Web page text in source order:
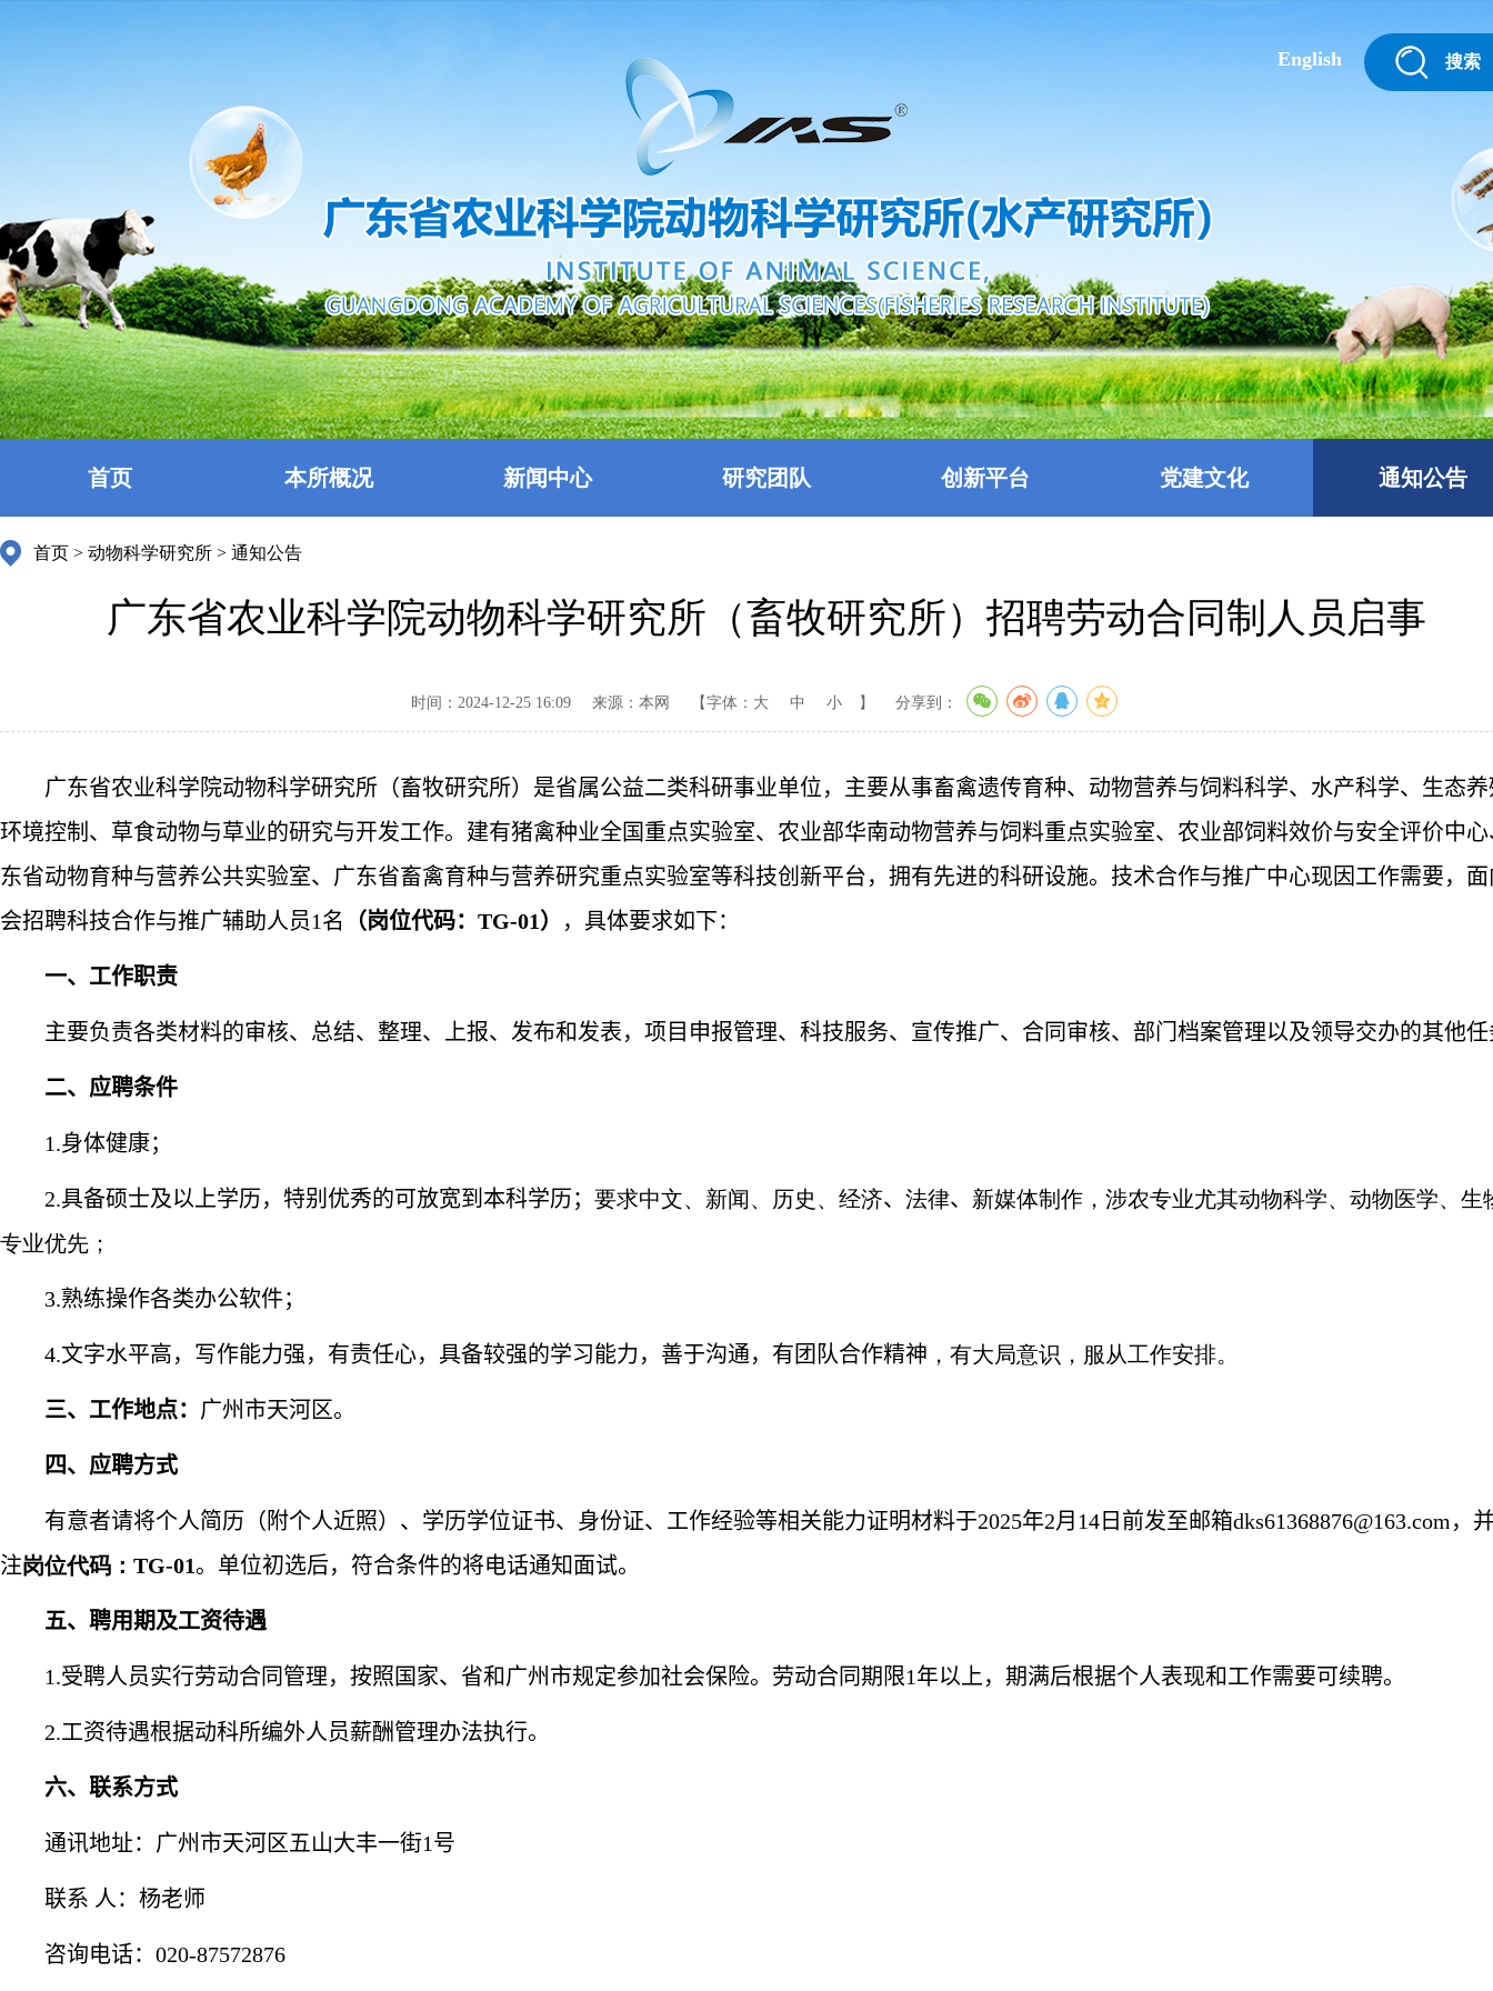
English 搜索
首页 本所概况 新闻中心 研究团队 创新平台 党建文化 通知公告
首页 > 动物科学研究所 > 通知公告
广东省农业科学院动物科学研究所（畜牧研究所）招聘劳动合同制人员启事
时间：2024-12-25 16:09 来源：本网 【字体： 大 中 小 】 分享到：
广东省农业科学院动物科学研究所（畜牧研究所）是省属公益二类科研事业单位，主要从事畜禽遗传育种、动物营养与饲料科学、水产科学、生态养
环境控制、草食动物与草业的研究与开发工作。建有猪禽种业全国 重点实验室、农业部华南动物营养与饲料重点实验室、农业部饲料效价与安全评价中
东省动物育种与营养公共实验室、广东省畜禽育种与营养研究重点实验室等科技创新平台，拥有先进的科研设施。技术合作与推广中心现因工作需要，
会招聘科技合作与推广辅助人员1名 （岗位代码： TG-01 ） ，具体要求如下：
一、工作职责
主要负责各类材料的审核、总结、整理、上报、发布和发表，项目申报管理、科技服务、宣传推广、合同审核、部门档案管理以及领导交办的其他任
二、应聘条件
1.身体健康；
2.具备硕士及以上学历，特别优秀的可放宽到本科学历； 要求中文、新闻、历史、经济、 法律、 新媒体制作，涉农专业尤其动物科学、动物医学、生
专业优先；
3.熟练操作各类办公软件；
4.文字水平高，写作能力强，有责任心，具备较强的学习能力，善于沟通，有团队合作精神 ，有大局意识，服从工作安排。
三、工作地点： 广州市天河区。
四、应聘方式
有意者请将个人简历（附个人近照）、学历学位证书、身份证、工作经验等相关能力证明材料于2025年2月14日前发至邮箱dks61368876@163.com ，
注岗位代码： TG-01。单位初选后，符合条件的将电话通知面试。
五、聘用期及工资待遇
1.受聘人员实行劳动合同管理，按照国家、省和广州市规定参加社会保险。劳动合同期限1年以上，期满后根据个人表现和工作需要可续聘。
2.工资待遇根据动科所编外人员薪酬管理办法执行。
六、联系方式
通讯地址：广州市天河区五山大丰一街1号
联系 人：杨老师
咨询电话： 020-87572876